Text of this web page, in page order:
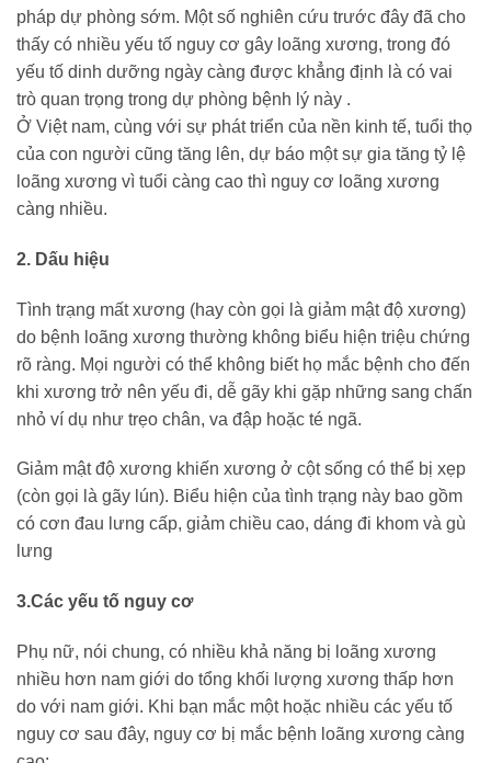
pháp dự phòng sớm. Một số nghiên cứu trước đây đã cho
thấy có nhiều yếu tố nguy cơ gây loãng xương, trong đó
yếu tố dinh dưỡng ngày càng được khẳng định là có vai
trò quan trọng trong dự phòng bệnh lý này .
Ở Việt nam, cùng với sự phát triển của nền kinh tế, tuổi thọ
của con người cũng tăng lên, dự báo một sự gia tăng tỷ lệ
loãng xương vì tuổi càng cao thì nguy cơ loãng xương
càng nhiều.
2. Dấu hiệu
Tình trạng mất xương (hay còn gọi là giảm mật độ xương)
do bệnh loãng xương thường không biểu hiện triệu chứng
rõ ràng. Mọi người có thể không biết họ mắc bệnh cho đến
khi xương trở nên yếu đi, dễ gãy khi gặp những sang chấn
nhỏ ví dụ như trẹo chân, va đập hoặc té ngã.
Giảm mật độ xương khiến xương ở cột sống có thể bị xẹp
(còn gọi là gãy lún). Biểu hiện của tình trạng này bao gồm
có cơn đau lưng cấp, giảm chiều cao, dáng đi khom và gù
lưng
3.Các yếu tố nguy cơ
Phụ nữ, nói chung, có nhiều khả năng bị loãng xương
nhiều hơn nam giới do tổng khối lượng xương thấp hơn
do với nam giới. Khi bạn mắc một hoặc nhiều các yếu tố
nguy cơ sau đây, nguy cơ bị mắc bệnh loãng xương càng